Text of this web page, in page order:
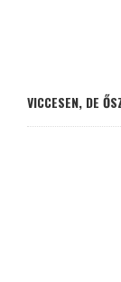
VICCESEN, DE